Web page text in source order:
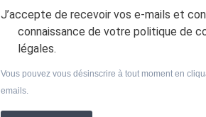
J’accepte de recevoir vos e-mails et
connaissance de votre politique de
légales.
Vous pouvez vous désinscrire à tout moment en
emails.